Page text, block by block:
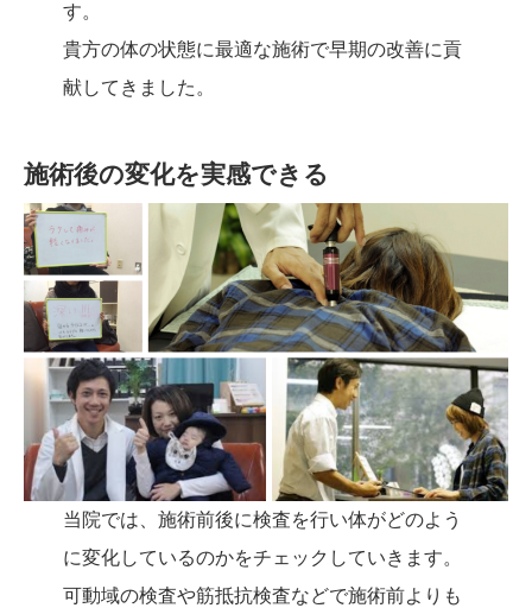
す。
貴方の体の状態に最適な施術で早期の改善に貢
献してきました。
施術後の変化を実感できる
当院では、施術前後に検査を行い体がどのよう
に変化しているのかをチェックしていきます。
可動域の検査や筋抵抗検査などで施術前よりも